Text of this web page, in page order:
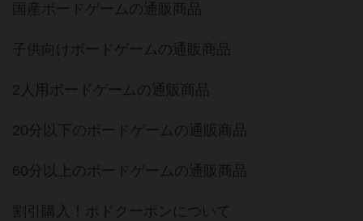
国産ボードゲームの通販商品
子供向けボードゲームの通販商品
2人用ボードゲームの通販商品
20分以下のボードゲームの通販商品
60分以上のボードゲームの通販商品
割引購入！ボドクーポンについて